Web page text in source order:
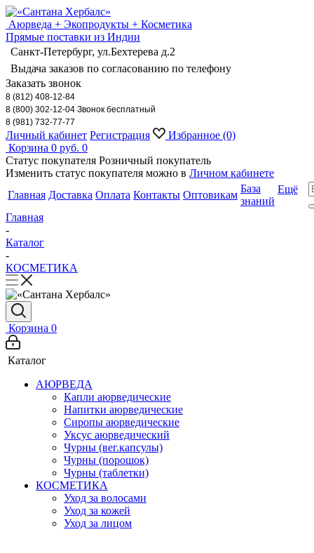
Аюрведа + Экопродукты + Косметика
Прямые поставки из Индии
Санкт-Петербург, ул.Бехтерева д.2
Выдача заказов по согласованию по телефону
Заказать звонок
8 (812) 408-12-84
8 (800) 302-12-04 Звонок бесплатный
8 (981) 732-77-77
Личный кабинет Регистрация Избранное (0)
Корзина 0 руб. 0
Статус покупателя Розничный покупатель
Изменить статус покупателя можно в Личном кабинете
Главная Доставка Оплата Контакты Оптовикам
База
знаний
Ещё
Главная
-
Каталог
-
КОСМЕТИКА
Корзина 0
Каталог
АЮРВЕДА
Капли аюрведические
Напитки аюрведические
Сиропы аюрведические
Уксус аюрведический
Чурны (вег.капсулы)
Чурны (порошок)
Чурны (таблетки)
КОСМЕТИКА
Уход за волосами
Уход за кожей
Уход за лицом